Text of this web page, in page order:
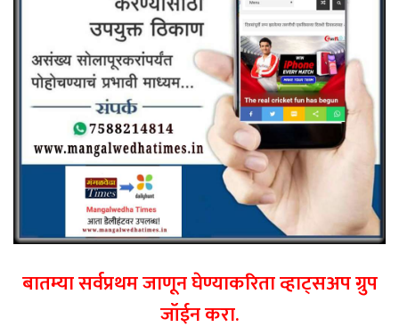
बातम्या सर्वप्रथम जाणून घेण्याकरिता व्हाट्सअप ग्रुप
जॉईन करा.